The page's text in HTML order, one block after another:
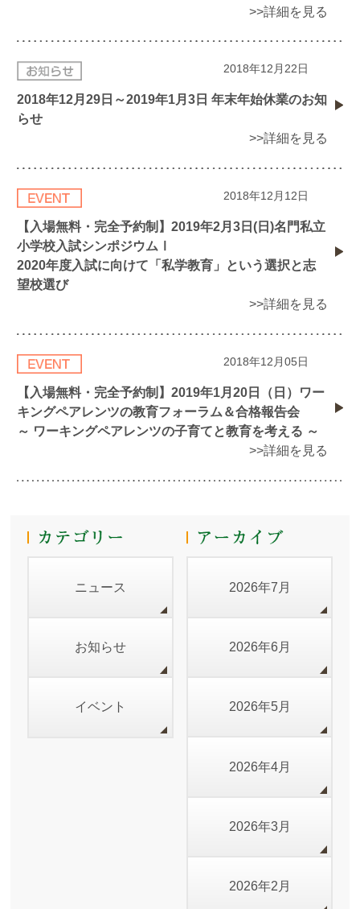
>>詳細を見る
2018年12月22日
2018年12月29日～2019年1月3日 年末年始休業のお知
らせ
>>詳細を見る
2018年12月12日
【入場無料・完全予約制】2019年2月3日(日)名門私立
小学校入試シンポジウムⅠ
2020年度入試に向けて「私学教育」という選択と志
望校選び
>>詳細を見る
2018年12月05日
【入場無料・完全予約制】2019年1月20日（日）ワー
キングペアレンツの教育フォーラム＆合格報告会
～ ワーキングペアレンツの子育てと教育を考える ～
>>詳細を見る
ニュース
お知らせ
イベント
2026年7月
2026年6月
2026年5月
2026年4月
2026年3月
2026年2月